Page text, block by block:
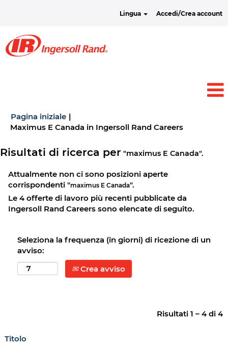
Lingua Accedi/Crea account
Pagina iniziale |
Maximus E Canada in Ingersoll Rand Careers(pagina
Risultati di ricerca per "maximus E Canada".
Attualmente non ci sono posizioni aperte
corrispondenti "maximus E Canada".
Le 4 offerte di lavoro più recenti pubblicate da
Ingersoll Rand Careers sono elencate di seguito.
Seleziona la frequenza (in giorni) di ricezione di un
avviso:
Crea avviso
Risultati 1 – 4 di 4
Titolo